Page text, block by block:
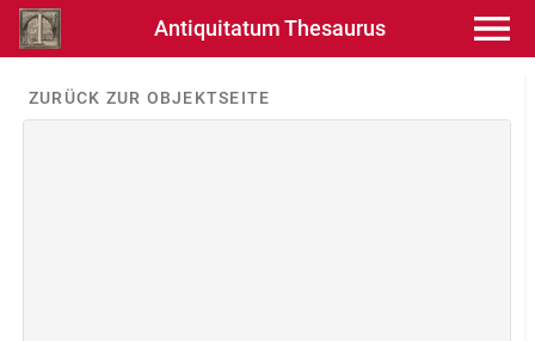
Antiquitatum Thesaurus
ZURÜCK ZUR OBJEKTSEITE